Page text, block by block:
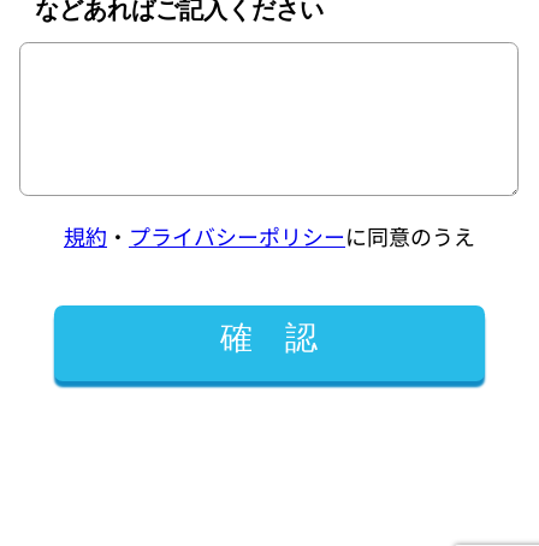
などあればご記入ください
規約 ・ プライバシーポリシーに同意のうえ